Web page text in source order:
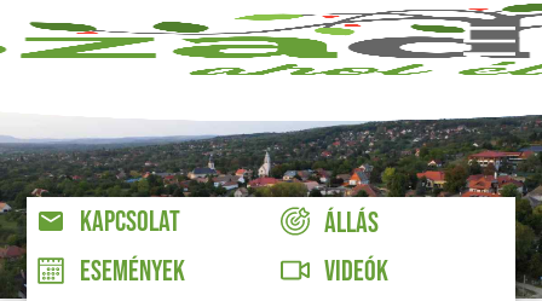
KAPCSOLAT
ÁLLÁS
ESEMÉNYEK
VIDEÓK